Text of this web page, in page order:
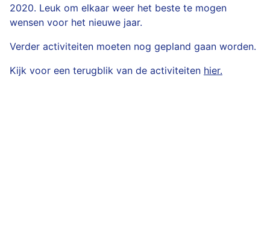
2020. Leuk om elkaar weer het beste te mogen
wensen voor het nieuwe jaar.
Verder activiteiten moeten nog gepland gaan worden.
Kijk voor een terugblik van de activiteiten hier.